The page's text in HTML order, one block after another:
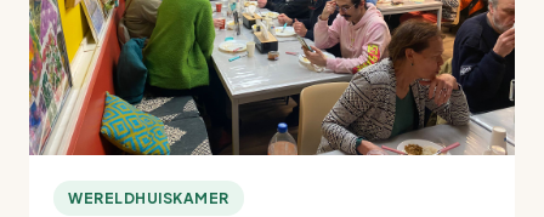
WERELDHUISKAMER